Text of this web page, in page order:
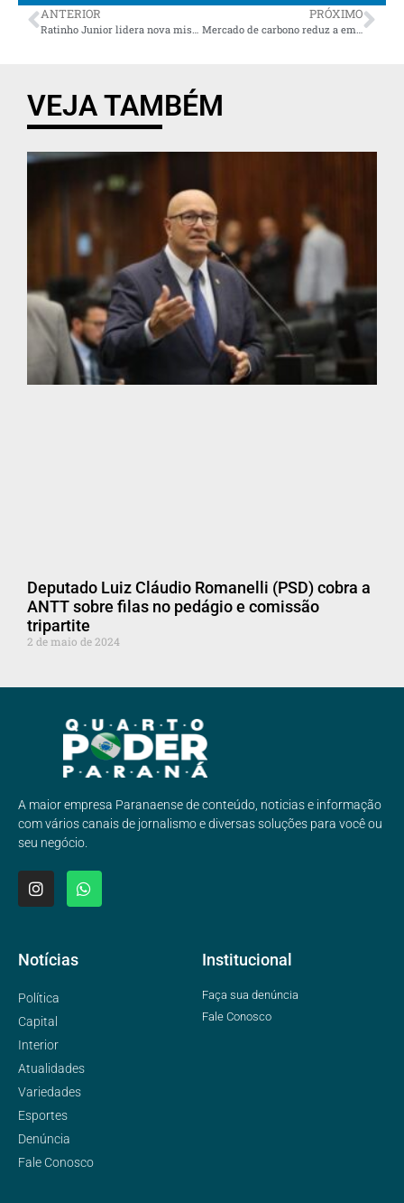
ANTERIOR PRÓXIMO
VEJA TAMBÉM
Deputado Luiz Cláudio Romanelli (PSD) cobra a
ANTT sobre filas no pedágio e comissão
tripartite
2 de maio de 2024
A maior empresa Paranaense de conteúdo, noticias e informação
com vários canais de jornalismo e diversas soluções para você ou
seu negócio.
Notícias
Política
Capital
Interior
Atualidades
Variedades
Esportes
Denúncia
Fale Conosco
Institucional
Faça sua denúncia
Fale Conosco